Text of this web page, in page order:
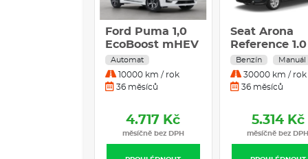
Ford Puma 1,0
EcoBoost mHEV
92kW ST-Line
DCT
Automat
10000 km / rok
36 měsíců
4.717 Kč
měsíčně bez DPH
Seat Arona
Reference 1.0
TSI 70 kW
Benzín
Manuální
Benzín Manuál
30000 km / rok
36 měsíců
5.314 Kč
měsíčně bez DPH